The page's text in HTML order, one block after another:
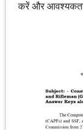
करें और आवश्यकता